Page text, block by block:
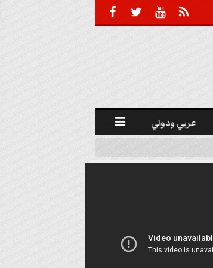
  

عربي ودولي 